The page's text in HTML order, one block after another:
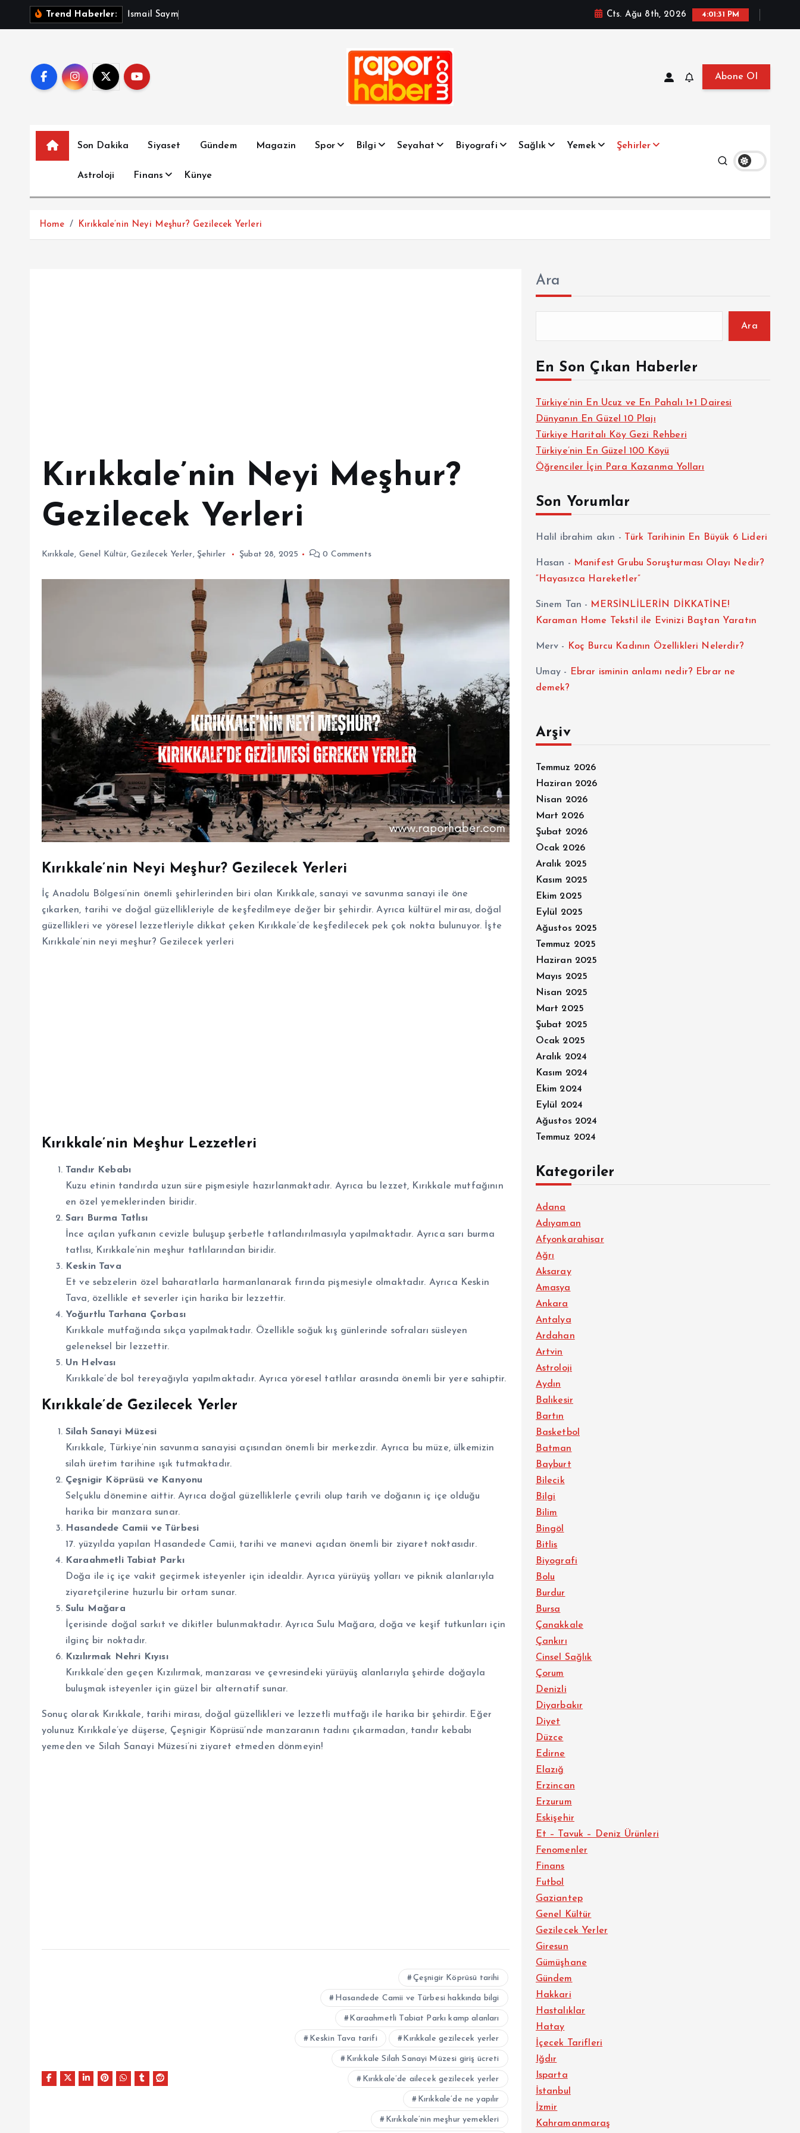
Trend Haberler: sma i Say m Cts. Ağu 8th, 2026 4:01:32 PM
Abone Ol
Son Dakika Siyaset Gündem Magazin Spor Bilgi Seyahat Biyografi Sağlık Yemek Şehirler
Astroloji Finans Künye
Home Kırıkkale’nin Neyi Meşhur? Gezilecek Yerleri
Kırıkkale’nin Neyi Meşhur?
Gezilecek Yerleri
Kırıkkale, Genel Kültür,Gezilecek Yerler, Şehirler Şubat 28, 2025 0 Comments
Kırıkkale’nin Neyi Meşhur? Gezilecek Yerleri
İç Anadolu Bölgesi’nin önemli şehirlerinden biri olan Kırıkkale, sanayi ve savunma sanayi ile öne
çıkarken, tarihi ve doğal güzellikleriyle de keşfedilmeye değer bir şehirdir. Ayrıca kültürel mirası, doğal
güzellikleri ve yöresel lezzetleriyle dikkat çeken Kırıkkale’de keşfedilecek pek çok nokta bulunuyor. İşte
Kırıkkale’nin neyi meşhur? Gezilecek yerleri
Kırıkkale’nin Meşhur Lezzetleri
Tandır Kebabı
Kuzu etinin tandırda uzun süre pişmesiyle hazırlanmaktadır. Ayrıca bu lezzet, Kırıkkale mutfağının
en özel yemeklerinden biridir.
Sarı Burma Tatlısı
İnce açılan yufkanın cevizle buluşup şerbetle tatlandırılmasıyla yapılmaktadır. Ayrıca sarı burma
tatlısı, Kırıkkale’nin meşhur tatlılarından biridir.
Keskin Tava
Et ve sebzelerin özel baharatlarla harmanlanarak fırında pişmesiyle olmaktadır. Ayrıca Keskin
Tava, özellikle et severler için harika bir lezzettir.
Yoğurtlu Tarhana Çorbası
Kırıkkale mutfağında sıkça yapılmaktadır. Özellikle soğuk kış günlerinde sofraları süsleyen
geleneksel bir lezzettir.
Un Helvası
Kırıkkale’de bol tereyağıyla yapılmaktadır. Ayrıca yöresel tatlılar arasında önemli bir yere sahiptir.
Kırıkkale’de Gezilecek Yerler
Silah Sanayi Müzesi
Kırıkkale, Türkiye’nin savunma sanayisi açısından önemli bir merkezdir. Ayrıca bu müze, ülkemizin
silah üretim tarihine ışık tutmaktadır.
Çeşnigir Köprüsü ve Kanyonu
Selçuklu dönemine aittir. Ayrıca doğal güzelliklerle çevrili olup tarih ve doğanın iç içe olduğu
harika bir manzara sunar.
Hasandede Camii ve Türbesi
17. yüzyılda yapılan Hasandede Camii, tarihi ve manevi açıdan önemli bir ziyaret noktasıdır.
Karaahmetli Tabiat Parkı
Doğa ile iç içe vakit geçirmek isteyenler için idealdir. Ayrıca yürüyüş yolları ve piknik alanlarıyla
ziyaretçilerine huzurlu bir ortam sunar.
Sulu Mağara
İçerisinde doğal sarkıt ve dikitler bulunmaktadır. Ayrıca Sulu Mağara, doğa ve keşif tutkunları için
ilginç bir noktadır.
Kızılırmak Nehri Kıyısı
Kırıkkale’den geçen Kızılırmak, manzarası ve çevresindeki yürüyüş alanlarıyla şehirde doğayla
buluşmak isteyenler için güzel bir alternatif sunar.
Sonuç olarak Kırıkkale, tarihi mirası, doğal güzellikleri ve lezzetli mutfağı ile harika bir şehirdir. Eğer
yolunuz Kırıkkale’ye düşerse, Çeşnigir Köprüsü’nde manzaranın tadını çıkarmadan, tandır kebabı
yemeden ve Silah Sanayi Müzesi’ni ziyaret etmeden dönmeyin!
Çeşnigir Köprüsü tarihi
Hasandede Camii ve Türbesi hakkında bilgi
Karaahmetli Tabiat Parkı kamp alanları
Keskin Tava tarifi Kırıkkale gezilecek yerler
Kırıkkale Silah Sanayi Müzesi giriş ücreti
Kırıkkale’de ailecek gezilecek yerler
Kırıkkale’de ne yapılır
Kırıkkale’nin meşhur yemekleri
Ara
Ara
En Son Çıkan Haberler
Türkiye’nin En Ucuz ve En Pahalı 1+1 Dairesi
Dünyanın En Güzel 10 Plajı
Türkiye Haritalı Köy Gezi Rehberi
Türkiye’nin En Güzel 100 Köyü
Öğrenciler İçin Para Kazanma Yolları
Son Yorumlar
Halil ibrahim akın - Türk Tarihinin En Büyük 6 Lideri
Hasan - Manifest Grubu Soruşturması Olayı Nedir?
“Hayasızca Hareketler”
Sinem Tan - MERSİNLİLERİN DİKKATİNE!
Karaman Home Tekstil ile Evinizi Baştan Yaratın
Merv - Koç Burcu Kadının Özellikleri Nelerdir?
Umay -
Ebrar isminin anlamı nedir? Ebrar ne
demek?
Arşiv
Temmuz 2026
Haziran 2026
Nisan 2026
Mart 2026
Şubat 2026
Ocak 2026
Aralık 2025
Kasım 2025
Ekim 2025
Eylül 2025
Ağustos 2025
Temmuz 2025
Haziran 2025
Mayıs 2025
Nisan 2025
Mart 2025
Şubat 2025
Ocak 2025
Aralık 2024
Kasım 2024
Ekim 2024
Eylül 2024
Ağustos 2024
Temmuz 2024
Kategoriler
Adana
Adıyaman
Afyonkarahisar
Ağrı
Aksaray
Amasya
Ankara
Antalya
Ardahan
Artvin
Astroloji
Aydın
Balıkesir
Bartın
Basketbol
Batman
Bayburt
Bilecik
Bilgi
Bilim
Bingöl
Bitlis
Biyografi
Bolu
Burdur
Bursa
Çanakkale
Çankırı
Cinsel Sağlık
Çorum
Denizli
Diyarbakır
Diyet
Düzce
Edirne
Elazığ
Erzincan
Erzurum
Eskişehir
Et – Tavuk – Deniz Ürünleri
Fenomenler
Finans
Futbol
Gaziantep
Genel Kültür
Gezilecek Yerler
Giresun
Gümüşhane
Gündem
Hakkari
Hastalıklar
Hatay
İçecek Tarifleri
Iğdır
Isparta
İstanbul
İzmir
Kahramanmaraş